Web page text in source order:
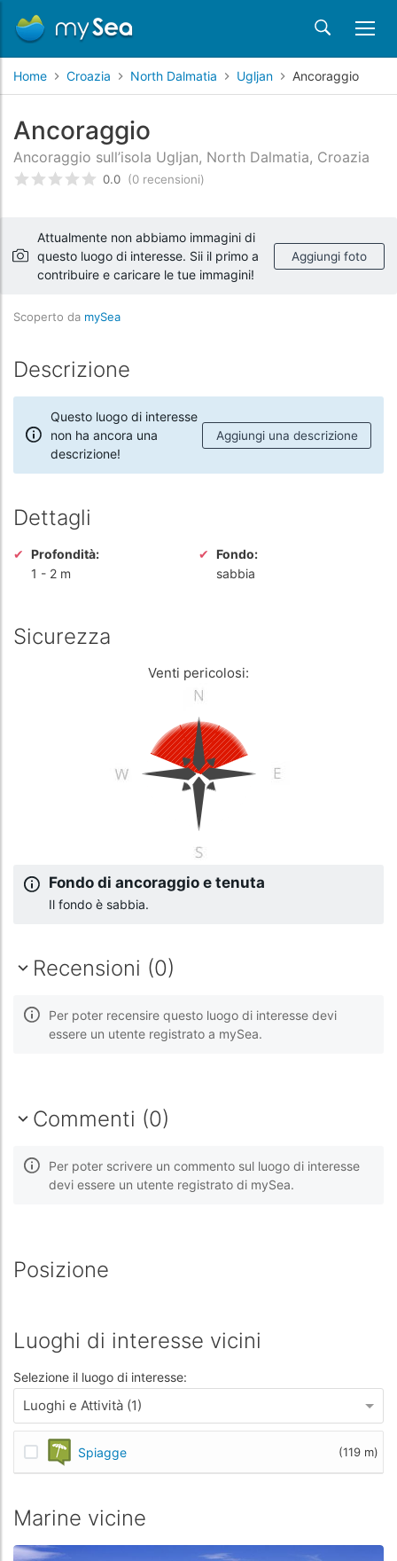
Home Croazia North Dalmatia Ugljan Ancoraggio
Ancoraggio
Ancoraggio sull’isola Ugljan, North Dalmatia, Croazia
Valutato0/5 basata surecensioni dei clienti
0.0 (0 recensioni)
Attualmente non abbiamo immagini di
questo luogo di interesse. Sii il primo a
contribuire e caricare le tue immagini!
Aggiungi foto
Scoperto da mySea
Descrizione
Questo luogo di interesse
non ha ancora una
descrizione!
Aggiungi una descrizione
Dettagli
Profondità:
1 - 2 m
Fondo:
sabbia
Sicurezza
Venti pericolosi:
Fondo di ancoraggio e tenuta
Il fondo è sabbia.
Recensioni (0)
Per poter recensire questo luogo di interesse devi
essere un utente registrato a mySea.
Commenti (0)
Per poter scrivere un commento sul luogo di interesse
devi essere un utente registrato di mySea.
Posizione
Luoghi di interesse vicini
Selezione il luogo di interesse:
Luoghi e Attività (1)
Spiagge (119 m)
Marine vicine